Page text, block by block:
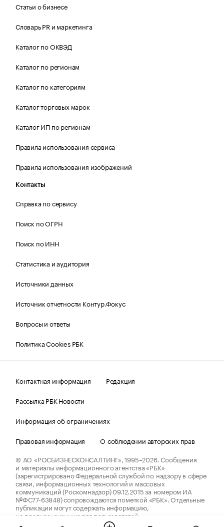
Статьи о бизнесе
Словарь PR и маркетинга
Каталог по ОКВЭД
Каталог по регионам
Каталог по категориям
Каталог торговых марок
Каталог ИП по регионам
Правила использования сервиса
Правила использования изображений
Контакты
Справка по сервису
Поиск по ОГРН
Поиск по ИНН
Статистика и аудитория
Источники данных
Источник отчетности Контур.Фокус
Вопросы и ответы
Политика Cookies РБК
Контактная информация
Редакция
Рассылка РБК Новости
Информация об ограничениях
Правовая информация
О соблюдении авторских прав
© АО «РОСБИЗНЕСКОНСАЛТИНГ»,1995–2026.Сообщения
и материалы информационного агентства «РБК»
(зарегистрировано Федеральной службой по надзору в сфере
связи, информационных технологий и массовых
коммуникаций (Роскомнадзор) 09.12.2015 за номером ИА
№ФС77-63848) сопровождаются пометкой «РБК». Отдельные
публикации могут содержать информацию,
не предназначенную для пользователей
до 18 лет.
companycardsfeedback@rbc.ru